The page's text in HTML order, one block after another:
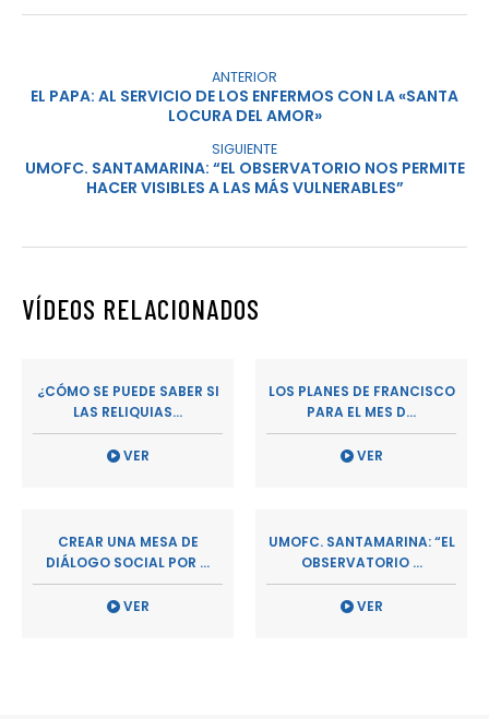
ANTERIOR
EL PAPA: AL SERVICIO DE LOS ENFERMOS CON LA «SANTA
LOCURA DEL AMOR»
SIGUIENTE
UMOFC. SANTAMARINA: “EL OBSERVATORIO NOS PERMITE
HACER VISIBLES A LAS MÁS VULNERABLES”
VÍDEOS RELACIONADOS
¿CÓMO SE PUEDE SABER SI
LAS RELIQUIAS...
VER
LOS PLANES DE FRANCISCO
PARA EL MES D...
VER
CREAR UNA MESA DE
DIÁLOGO SOCIAL POR ...
VER
UMOFC. SANTAMARINA: “EL
OBSERVATORIO ...
VER